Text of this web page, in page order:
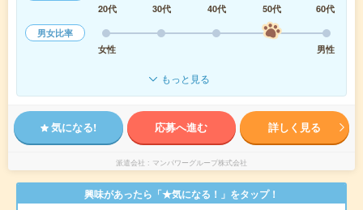
20代
30代 40代 50代
60代
男女比率
女性
男性
もっと見る
気になる! 応募へ進む 詳しく見る
派遣会社 マンパワーグループ株式会社
興味があったら「★気になる！」をタップ！